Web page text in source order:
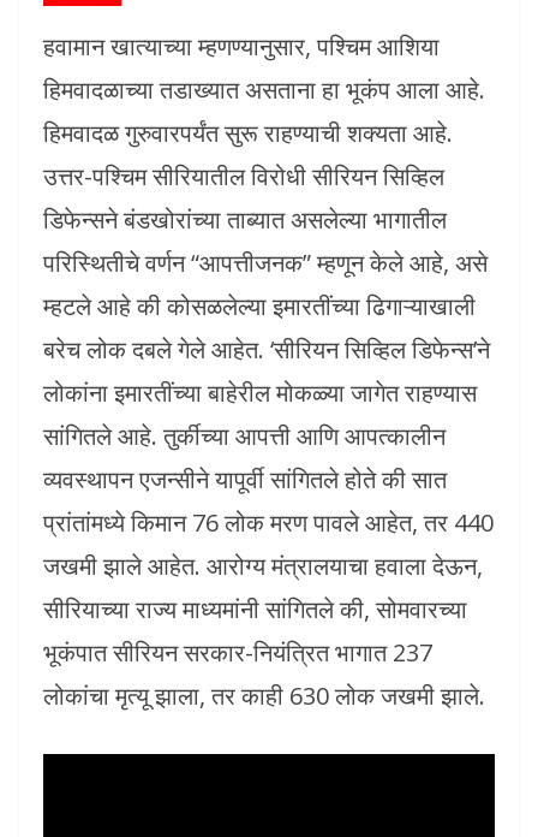
हवामान खात्याच्या म्हणण्यानुसार, पश्चिम आशिया
हिमवादळाच्या तडाख्यात असताना हा भूकंप आला आहे.
हिमवादळ गुरुवारपर्यंत सुरू राहण्याची शक्यता आहे.
उत्तर-पश्चिम सीरियातील विरोधी सीरियन सिव्हिल
डिफेन्सने बंडखोरांच्या ताब्यात असलेल्या भागातील
परिस्थितीचे वर्णन “आपत्तीजनक” म्हणून केले आहे, असे
म्हटले आहे की कोसळलेल्या इमारतींच्या ढिगाऱ्याखाली
बरेच लोक दबले गेले आहेत. ‘सीरियन सिव्हिल डिफेन्स’ने
लोकांना इमारतींच्या बाहेरील मोकळ्या जागेत राहण्यास
सांगितले आहे. तुर्कीच्या आपत्ती आणि आपत्कालीन
व्यवस्थापन एजन्सीने यापूर्वी सांगितले होते की सात
प्रांतांमध्ये किमान 76 लोक मरण पावले आहेत, तर 440
जखमी झाले आहेत. आरोग्य मंत्रालयाचा हवाला देऊन,
सीरियाच्या राज्य माध्यमांनी सांगितले की, सोमवारच्या
भूकंपात सीरियन सरकार-नियंत्रित भागात 237
लोकांचा मृत्यू झाला, तर काही 630 लोक जखमी झाले.